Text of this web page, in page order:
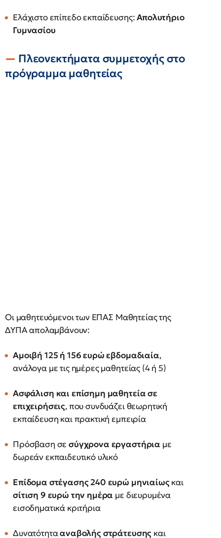
Ελάχιστο επίπεδο εκπαίδευσης:Απολυτήριο
Γυμνασίου
Πλεονεκτήματα συμμετοχής στο
πρόγραμμα μαθητείας
Οι μαθητευόμενοι των ΕΠΑΣ Μαθητείας της
ΔΥΠΑ απολαμβάνουν:
Αμοιβή 125 ή 156 ευρώ εβδομαδιαία,
ανάλογα με τις ημέρες μαθητείας (4 ή 5)
Ασφάλιση και επίσημη μαθητεία σε
επιχειρήσεις, που συνδυάζει θεωρητική
εκπαίδευση και πρακτική εμπειρία
Πρόσβαση σεσύγχρονα εργαστήρια με
δωρεάν εκπαιδευτικό υλικό
Επίδομα στέγασης 240 ευρώ μηνιαίωςκαι
σίτιση 9 ευρώ την ημέρα με διευρυμένα
εισοδηματικά κριτήρια
Δυνατότητααναβολής στράτευσης και